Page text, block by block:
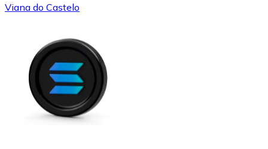
Viana do Castelo